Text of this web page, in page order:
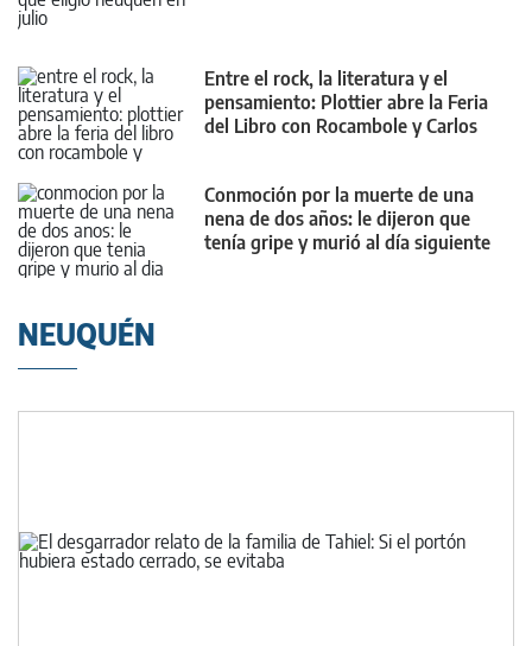
Entre el rock, la literatura y el
pensamiento: Plottier abre la Feria
del Libro con Rocambole y Carlos
Conmoción por la muerte de una
nena de dos años: le dijeron que
tenía gripe y murió al día siguiente
NEUQUÉN